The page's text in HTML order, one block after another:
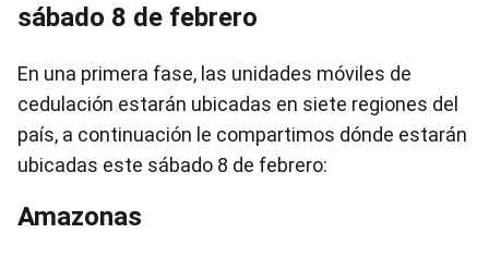
sábado 8 de febrero
En una primera fase, las unidades móviles de
cedulación estarán ubicadas en siete regiones del
país, a continuación le compartimos dónde estarán
ubicadas este sábado 8 de febrero:
Amazonas